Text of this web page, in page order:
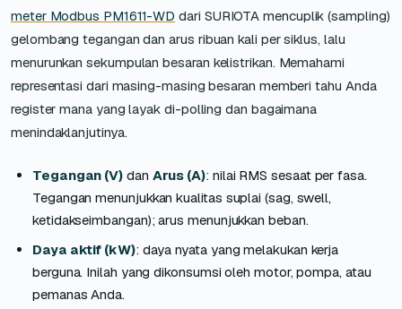
meter Modbus PM1611-WD dari SURIOTA mencuplik (sampling)
gelombang tegangan dan arus ribuan kali per siklus, lalu
menurunkan sekumpulan besaran kelistrikan. Memahami
representasi dari masing-masing besaran memberi tahu Anda
register mana yang layak di-polling dan bagaimana
menindaklanjutinya.
Tegangan (V) dan Arus (A): nilai RMS sesaat per fasa.
Tegangan menunjukkan kualitas suplai (sag, swell,
ketidakseimbangan); arus menunjukkan beban.
Daya aktif (kW): daya nyata yang melakukan kerja
berguna. Inilah yang dikonsumsi oleh motor, pompa, atau
pemanas Anda.